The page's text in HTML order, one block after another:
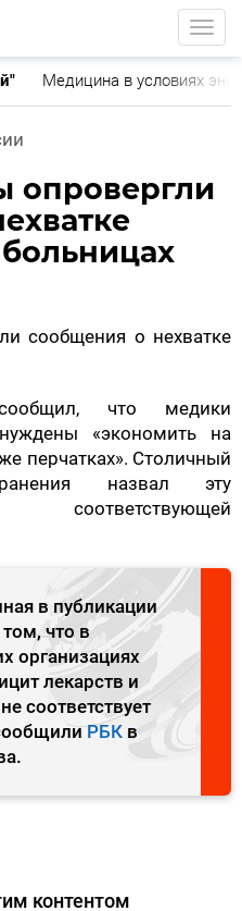
Медицина в условиях
опровергли
сообщения о нехватке
что медики
«экономить на
перчатках». Столичный
назвал эту
в публикации
что в
организациях
лекарств и
соответствует
РБК в
контентом